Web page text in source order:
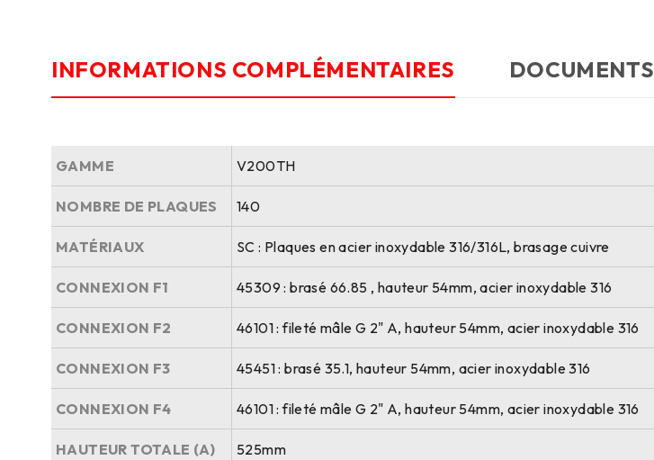
INFORMATIONS COMPLÉMENTAIRES DOCUMENTS
GAMME V200TH
NOMBRE DE PLAQUES 140
MATÉRIAUX SC : Plaques en acier inoxydable 316/316L, brasage cuivre
CONNEXION F1 45309 : brasé 66.85 , hauteur 54mm, acier inoxydable 316
CONNEXION F2 46101 : fileté mâle G 2" A, hauteur 54mm, acier inoxydable 316
CONNEXION F3 45451 : brasé 35.1, hauteur 54mm, acier inoxydable 316
CONNEXION F4 46101 : fileté mâle G 2" A, hauteur 54mm, acier inoxydable 316
HAUTEUR TOTALE (A) 525mm